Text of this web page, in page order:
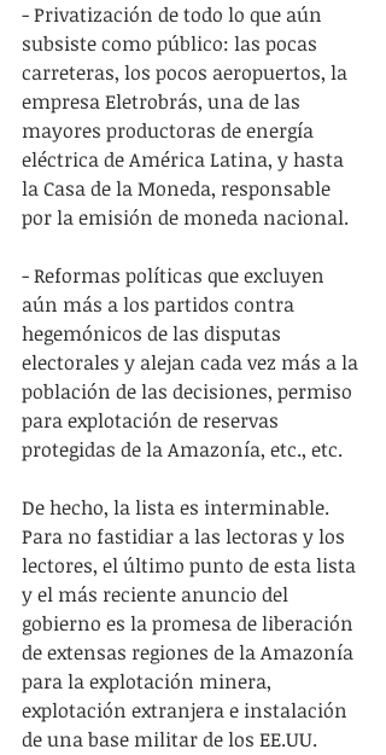
- Privatización de todo lo que aún
subsiste como público: las pocas
carreteras, los pocos aeropuertos, la
empresa Eletrobrás, una de las
mayores productoras de energía
eléctrica de América Latina, y hasta
la Casa de la Moneda, responsable
por la emisión de moneda nacional.
- Reformas políticas que excluyen
aún más a los partidos contra
hegemónicos de las disputas
electorales y alejan cada vez más a la
población de las decisiones, permiso
para explotación de reservas
protegidas de la Amazonía, etc., etc.
De hecho, la lista es interminable.
Para no fastidiar a las lectoras y los
lectores, el último punto de esta lista
y el más reciente anuncio del
gobierno es la promesa de liberación
de extensas regiones de la Amazonía
para la explotación minera,
explotación extranjera e instalación
de una base militar de los EE.UU.